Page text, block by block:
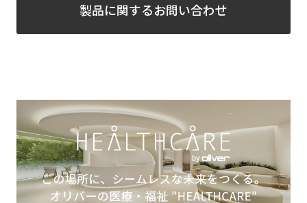
製品に関するお問い合わせ